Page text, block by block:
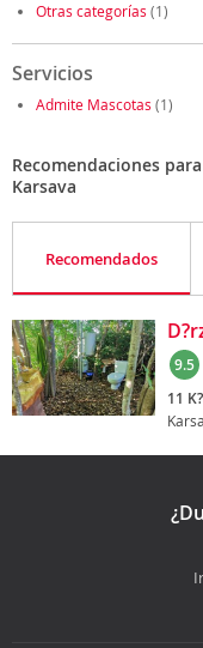
Otras categorías (1)
Servicios
Admite Mascotas (1)
Recomendaciones
Karsava
Recomendados
9.5
11